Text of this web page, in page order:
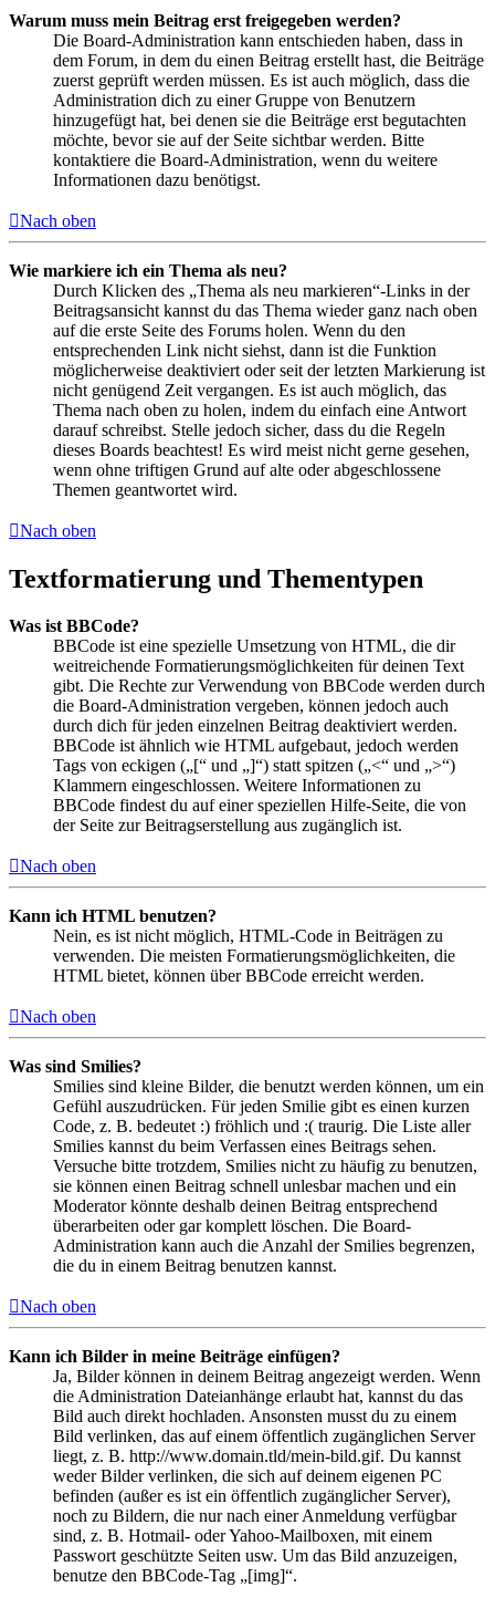
Warum muss mein Beitrag erst freigegeben werden?
Die Board-Administration kann entschieden haben, dass in
dem Forum, in dem du einen Beitrag erstellt hast, die Beiträge
zuerst geprüft werden müssen. Es ist auch möglich, dass die
Administration dich zu einer Gruppe von Benutzern
hinzugefügt hat, bei denen sie die Beiträge erst begutachten
möchte, bevor sie auf der Seite sichtbar werden. Bitte
kontaktiere die Board-Administration, wenn du weitere
Informationen dazu benötigst.
Nach oben
Wie markiere ich ein Thema als neu?
Durch Klicken des „Thema als neu markieren“-Links in der
Beitragsansicht kannst du das Thema wieder ganz nach oben
auf die erste Seite des Forums holen. Wenn du den
entsprechenden Link nicht siehst, dann ist die Funktion
möglicherweise deaktiviert oder seit der letzten Markierung ist
nicht genügend Zeit vergangen. Es ist auch möglich, das
Thema nach oben zu holen, indem du einfach eine Antwort
darauf schreibst. Stelle jedoch sicher, dass du die Regeln
dieses Boards beachtest! Es wird meist nicht gerne gesehen,
wenn ohne triftigen Grund auf alte oder abgeschlossene
Themen geantwortet wird.
Nach oben
Textformatierung und Thementypen
Was ist BBCode?
BBCode ist eine spezielle Umsetzung von HTML, die dir
weitreichende Formatierungsmöglichkeiten für deinen Text
gibt. Die Rechte zur Verwendung von BBCode werden durch
die Board-Administration vergeben, können jedoch auch
durch dich für jeden einzelnen Beitrag deaktiviert werden.
BBCode ist ähnlich wie HTML aufgebaut, jedoch werden
Tags von eckigen („[“ und „]“) statt spitzen („<“ und „>“)
Klammern eingeschlossen. Weitere Informationen zu
BBCode findest du auf einer speziellen Hilfe-Seite, die von
der Seite zur Beitragserstellung aus zugänglich ist.
Nach oben
Kann ich HTML benutzen?
Nein, es ist nicht möglich, HTML-Code in Beiträgen zu
verwenden. Die meisten Formatierungsmöglichkeiten, die
HTML bietet, können über BBCode erreicht werden.
Nach oben
Was sind Smilies?
Smilies sind kleine Bilder, die benutzt werden können, um ein
Gefühl auszudrücken. Für jeden Smilie gibt es einen kurzen
Code, z. B. bedeutet :) fröhlich und :( traurig. Die Liste aller
Smilies kannst du beim Verfassen eines Beitrags sehen.
Versuche bitte trotzdem, Smilies nicht zu häufig zu benutzen,
sie können einen Beitrag schnell unlesbar machen und ein
Moderator könnte deshalb deinen Beitrag entsprechend
überarbeiten oder gar komplett löschen. Die Board-
Administration kann auch die Anzahl der Smilies begrenzen,
die du in einem Beitrag benutzen kannst.
Nach oben
Kann ich Bilder in meine Beiträge einfügen?
Ja, Bilder können in deinem Beitrag angezeigt werden. Wenn
die Administration Dateianhänge erlaubt hat, kannst du das
Bild auch direkt hochladen. Ansonsten musst du zu einem
Bild verlinken, das auf einem öffentlich zugänglichen Server
liegt, z. B. http://www.domain.tld/mein-bild.gif. Du kannst
weder Bilder verlinken, die sich auf deinem eigenen PC
befinden (außer es ist ein öffentlich zugänglicher Server),
noch zu Bildern, die nur nach einer Anmeldung verfügbar
sind, z. B. Hotmail- oder Yahoo-Mailboxen, mit einem
Passwort geschützte Seiten usw. Um das Bild anzuzeigen,
benutze den BBCode-Tag „[img]“.